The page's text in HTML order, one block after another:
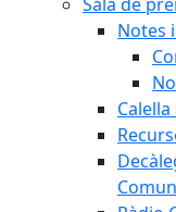
Notes